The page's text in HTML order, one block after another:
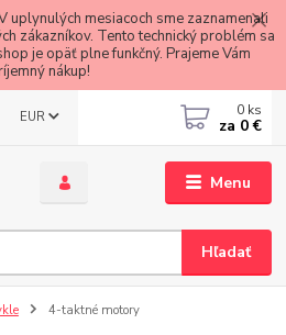
uplynulých mesiacoch sme zaznamenali
zákazníkov. Tento technický problém sa
je opäť plne funkčný. Prajeme Vám
nákup!
Menu
EUR
Hľadať
0 ks
za 0 €
4-taktné motory